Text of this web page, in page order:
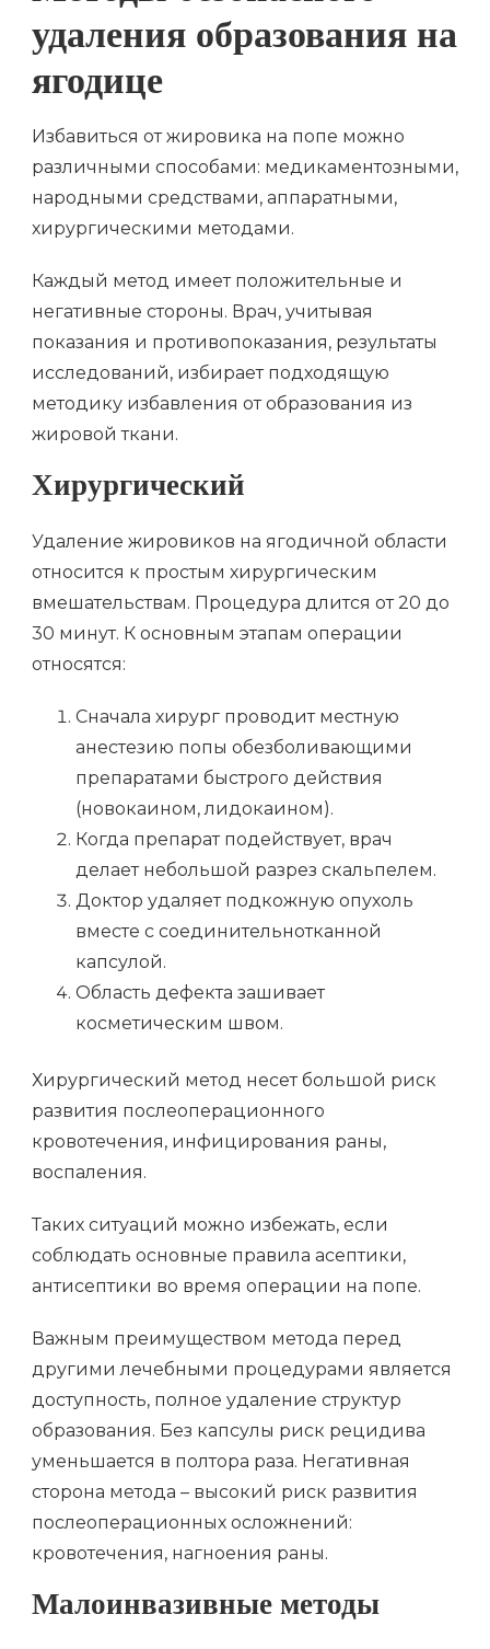
удаления образования на
ягодице
Избавиться от жировика на попе можно
различными способами: медикаментозными,
народными средствами, аппаратными,
хирургическими методами.
Каждый метод имеет положительные и
негативные стороны. Врач, учитывая
показания и противопоказания, результаты
исследований, избирает подходящую
методику избавления от образования из
жировой ткани.
Хирургический
Удаление жировиков на ягодичной области
относится к простым хирургическим
вмешательствам. Процедура длится от 20 до
30 минут. К основным этапам операции
относятся:
Сначала хирург проводит местную
анестезию попы обезболивающими
препаратами быстрого действия
(новокаином, лидокаином).
Когда препарат подействует, врач
делает небольшой разрез скальпелем.
Доктор удаляет подкожную опухоль
вместе с соединительнотканной
капсулой.
Область дефекта зашивает
косметическим швом.
Хирургический метод несет большой риск
развития послеоперационного
кровотечения, инфицирования раны,
воспаления.
Таких ситуаций можно избежать, если
соблюдать основные правила асептики,
антисептики во время операции на попе.
Важным преимуществом метода перед
другими лечебными процедурами является
доступность, полное удаление структур
образования. Без капсулы риск рецидива
уменьшается в полтора раза. Негативная
сторона метода – высокий риск развития
послеоперационных осложнений:
кровотечения, нагноения раны.
Малоинвазивные методы